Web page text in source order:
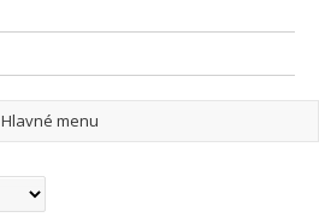
Hlavné menu